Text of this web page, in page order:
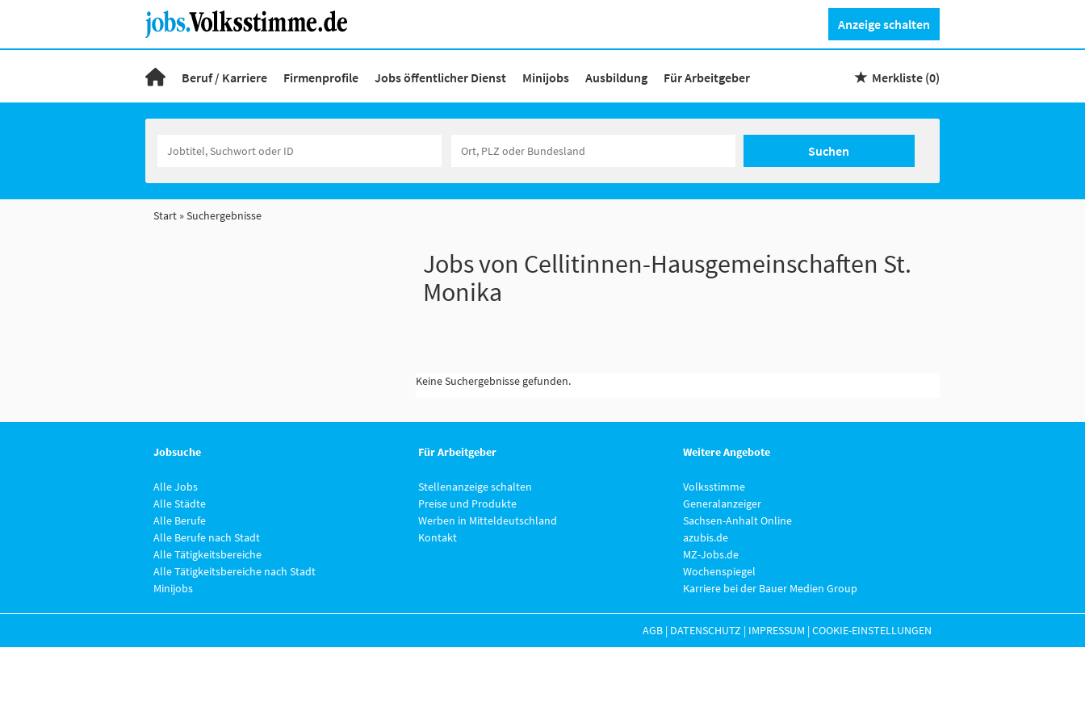
Anzeige schalten
Beruf / Karriere Firmenprofile Jobs öffentlicher Dienst Minijobs Ausbildung Für Arbeitgeber Merkliste (0)
Suchen
Start Suchergebnisse
Jobs von Cellitinnen-Hausgemeinschaften St.
Monika
Keine Suchergebnisse gefunden.
Jobsuche
Alle Jobs
Alle Städte
Alle Berufe
Alle Berufe nach Stadt
Alle Tätigkeitsbereiche
Alle Tätigkeitsbereiche nach Stadt
Minijobs
Für Arbeitgeber
Stellenanzeige schalten
Preise und Produkte
Werben in Mitteldeutschland
Kontakt
Weitere Angebote
Volksstimme
Generalanzeiger
Sachsen-Anhalt Online
azubis.de
MZ-Jobs.de
Wochenspiegel
Karriere bei der Bauer Medien Group
AGB | DATENSCHUTZ | IMPRESSUM |COOKIE-EINSTELLUNGEN